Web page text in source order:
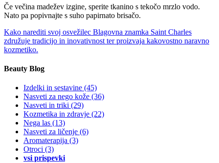
Če večina madežev izgine, sperite tkanino s tekočo mrzlo vodo.
Nato pa popivnajte s suho papirnato brisačo.
Kako narediti svoj osvežilec Blagovna znamka Saint Charles
združuje tradicijo in inovativnost ter proizvaja kakovostno naravno
kozmetiko.
Beauty Blog
Izdelki in sestavine (45)
Nasveti za nego kože (36)
Nasveti in triki (29)
Kozmetika in zdravje (22)
Nega las (13)
Nasveti za ličenje (6)
Aromaterapija (3)
Otroci (3)
vsi prispevki